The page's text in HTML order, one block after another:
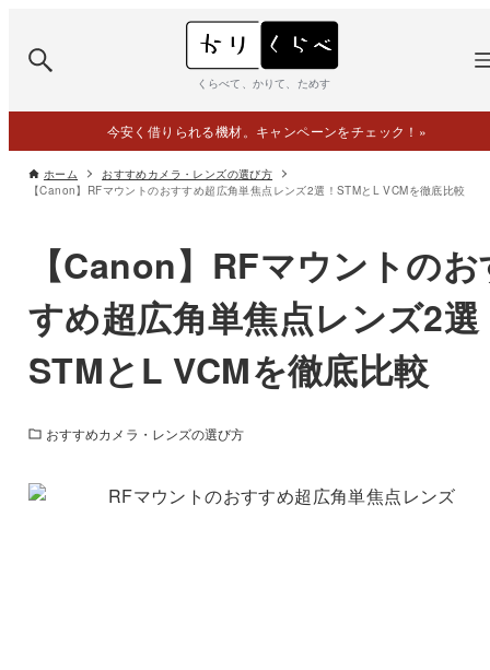
くらべて、かりて、ためす
今安く借りられる機材。キャンペーンをチェック！ »
ホーム
おすすめカメラ・レンズの選び方
【Canon】RFマウントのおすすめ超広角単焦点レンズ2選！STMとL VCMを徹底比較
【Canon】RFマウントの
すめ超広角単焦点レンズ2選
STMとL VCMを徹底比較
おすすめカメラ・レンズの選び方